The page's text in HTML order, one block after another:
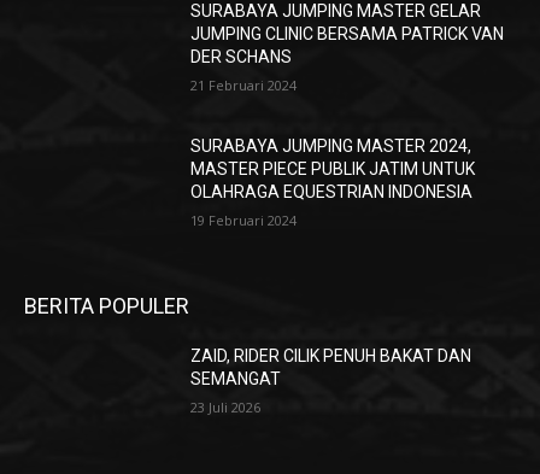
SURABAYA JUMPING MASTER GELAR
JUMPING CLINIC BERSAMA PATRICK VAN
DER SCHANS
21 Februari 2024
SURABAYA JUMPING MASTER 2024,
MASTER PIECE PUBLIK JATIM UNTUK
OLAHRAGA EQUESTRIAN INDONESIA
19 Februari 2024
BERITA POPULER
ZAID, RIDER CILIK PENUH BAKAT DAN
SEMANGAT
23 Juli 2026